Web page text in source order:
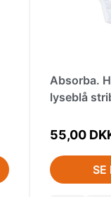
Absorba.
lyseblå
55,00
SE